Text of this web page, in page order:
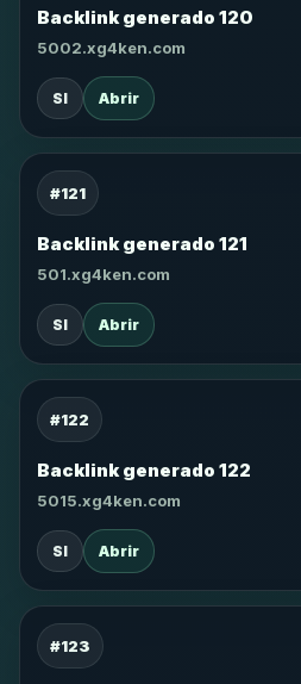
Backlink generado 120
5002.xg4ken.com
SI Abrir
#121
Backlink generado 121
501.xg4ken.com
SI Abrir
#122
Backlink generado 122
5015.xg4ken.com
SI Abrir
#123